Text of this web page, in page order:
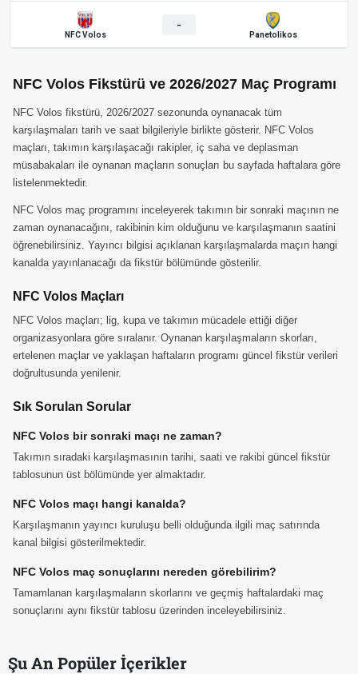
NFC Volos
-
Panetolikos
NFC Volos Fikstürü ve 2026/2027 Maç Programı
NFC Volos fikstürü, 2026/2027 sezonunda oynanacak tüm
karşılaşmaları tarih ve saat bilgileriyle birlikte gösterir. NFC Volos
maçları, takımın karşılaşacağı rakipler, iç saha ve deplasman
müsabakaları ile oynanan maçların sonuçları bu sayfada haftalara göre
listelenmektedir.
NFC Volos maç programını inceleyerek takımın bir sonraki maçının ne
zaman oynanacağını, rakibinin kim olduğunu ve karşılaşmanın saatini
öğrenebilirsiniz. Yayıncı bilgisi açıklanan karşılaşmalarda maçın hangi
kanalda yayınlanacağı da fikstür bölümünde gösterilir.
NFC Volos Maçları
NFC Volos maçları; lig, kupa ve takımın mücadele ettiği diğer
organizasyonlara göre sıralanır. Oynanan karşılaşmaların skorları,
ertelenen maçlar ve yaklaşan haftaların programı güncel fikstür verileri
doğrultusunda yenilenir.
Sık Sorulan Sorular
NFC Volos bir sonraki maçı ne zaman?
Takımın sıradaki karşılaşmasının tarihi, saati ve rakibi güncel fikstür
tablosunun üst bölümünde yer almaktadır.
NFC Volos maçı hangi kanalda?
Karşılaşmanın yayıncı kuruluşu belli olduğunda ilgili maç satırında
kanal bilgisi gösterilmektedir.
NFC Volos maç sonuçlarını nereden görebilirim?
Tamamlanan karşılaşmaların skorlarını ve geçmiş haftalardaki maç
sonuçlarını aynı fikstür tablosu üzerinden inceleyebilirsiniz.
Şu An Popüler İçerikler